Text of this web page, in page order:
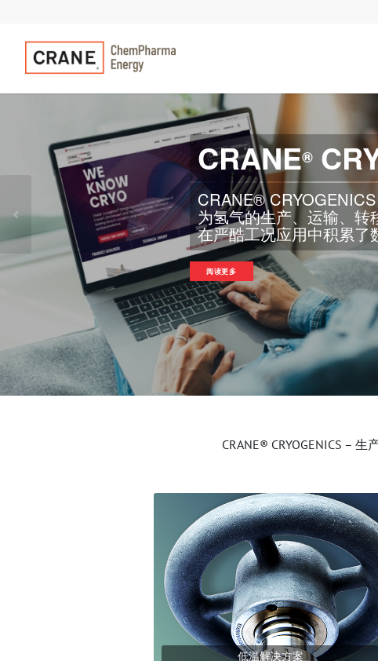
CRANE®
阅读更多
CRANE® CRYOGENICS –